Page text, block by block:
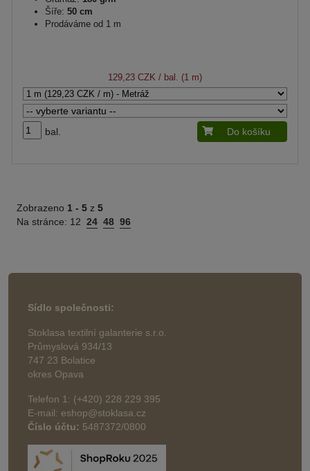
Šíře: 50 cm
Prodáváme od 1 m
129,23 CZK / bal. (1 m)
bal. Do košíku
Zobrazeno 1 - 5 z 5
Na stránce: 12 24 48 96
Sídlo společnosti:
Stoklasa textilní galanterie s.r.o.
Průmyslová 934/13
747 23 Bolatice
okres Opava
Telefon 1: (+420) 228 229 395
E-mail: eshop@stoklasa.cz
Číslo účtu: 5487372/0800